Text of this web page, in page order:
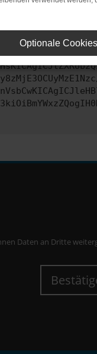
Wir werden
Daten an Dritte
Optionale